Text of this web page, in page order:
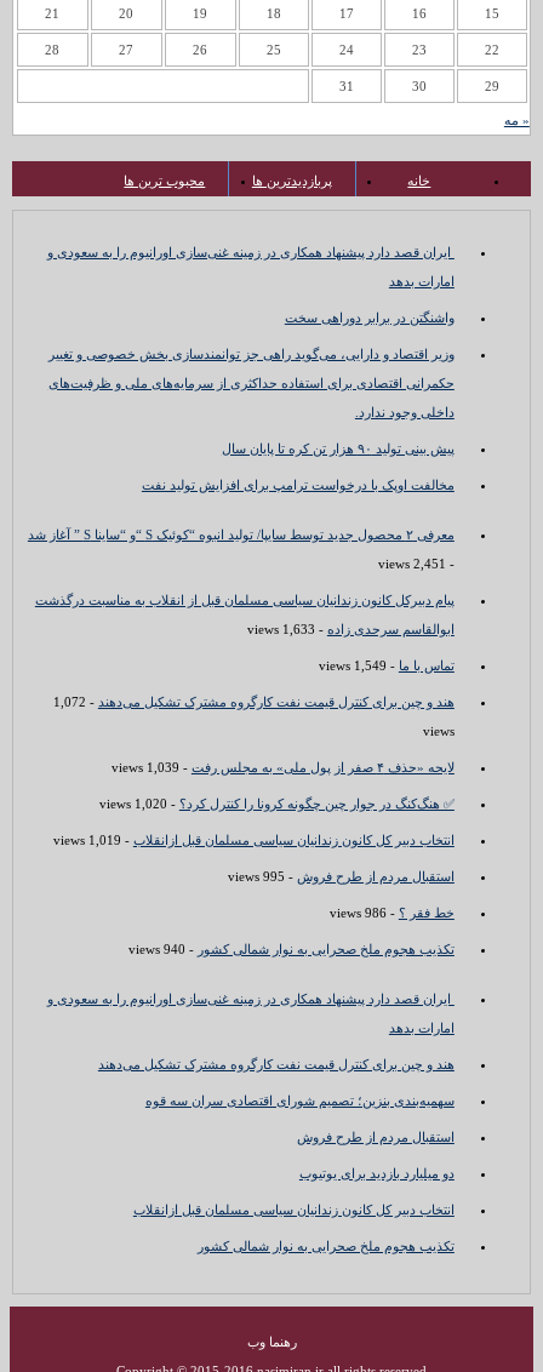
15
16
17
18
19
20
21
22
23
24
25
26
27
28
29
30
31
« مه
خانه پربازدیدترین ها محبوب ترین ها
ایران قصد دارد پیشنهاد همکاری در زمینه غنی‌سازی اورانیوم را به سعودی و
امارات بدهد
واشنگتن در برابر دوراهی سخت
وزیر اقتصاد و دارایی، می‌گوید راهی جز توانمندسازی بخش خصوصی و تغییر
حکمرانی اقتصادی برای استفاده حداکثری از سرمایه‌های ملی و ظرفیت‌های
داخلی وجود ندارد.
پیش بینی تولید ۹۰ هزار تن کره تا پایان سال
مخالفت اوپک با درخواست ترامپ برای افزایش تولید نفت
معرفی ۲ محصول جدید توسط سایپا/ تولید انبوه “کوئیک S “و “ساینا S ” آغاز شد
- 2,451 views
پیام دبیرکل کانون زندانیان سیاسی مسلمان قبل از انقلاب به مناسبت درگذشت
ابوالقاسم سرحدی زاده - 1,633 views
تماس با ما - 1,549 views
هند و چین برای کنترل قیمت نفت کارگروه مشترک تشکیل می‌دهند
- 1,072
views
لایحه «حذف ۴ صفر از پول ملی» به مجلس رفت - 1,039 views
✅ هنگ‌کنگ در جوار چین چگونه کرونا را کنترل کرد؟ - 1,020 views
انتخاب دبیر کل کانون زندانیان سیاسی مسلمان قبل ازانقلاب - 1,019 views
استقبال مردم از طرح فروش - 995 views
خط فقر ؟ - 986 views
تکذیب هجوم ملخ صحرایی به نوار شمالی کشور - 940 views
ایران قصد دارد پیشنهاد همکاری در زمینه غنی‌سازی اورانیوم را به سعودی و
امارات بدهد
هند و چین برای کنترل قیمت نفت کارگروه مشترک تشکیل می‌دهند
سهمیه‌بندی بنزین؛ تصمیم شورای اقتصادی سران سه قوه
استقبال مردم از طرح فروش
دو میلیارد بازدید برای یوتیوب
انتخاب دبیر کل کانون زندانیان سیاسی مسلمان قبل ازانقلاب
تکذیب هجوم ملخ صحرایی به نوار شمالی کشور
رهنما وب